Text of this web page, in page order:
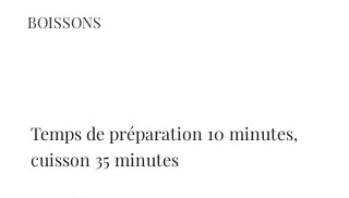
BOISSONS
Temps de préparation 10 minutes,
cuisson 35 minutes